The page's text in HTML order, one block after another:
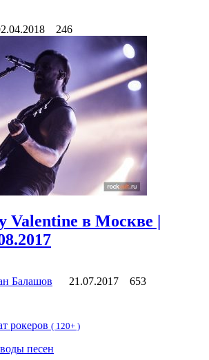
246
Valentine в Москве |
Балашов 21.07.2017
653
рокеров ( 120+ )
песен